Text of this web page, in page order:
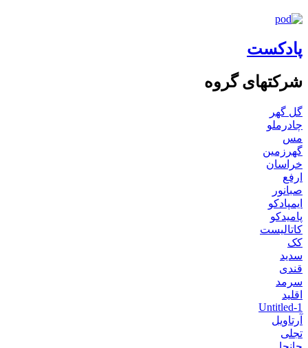
پادکست
شرکتهای گروه
گل گهر
چادرملو
مس
گهرزمین
خراسان
ارفع
صبانور
ایمپادکو
پامیدکو
کاتالیست
کک
سدید
قندی
سرمد
اقلید
Untitled-1
آرتاویل
تجلی